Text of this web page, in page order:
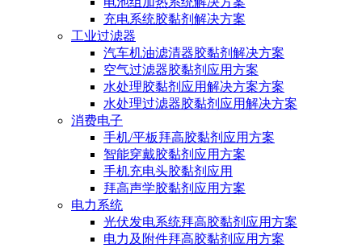
充电系统胶黏剂解决方案
工业过滤器
汽车机油滤清器胶黏剂解决方案
空气过滤器胶黏剂应用方案
水处理胶黏剂应用解决方案方案
水处理过滤器胶黏剂应用解决方案
消费电子
手机/平板拜高胶黏剂应用方案
智能穿戴胶黏剂应用方案
手机充电头胶黏剂应用
拜高声学胶黏剂应用方案
电力系统
光伏发电系统拜高胶黏剂应用方案
电力及附件拜高胶黏剂应用方案